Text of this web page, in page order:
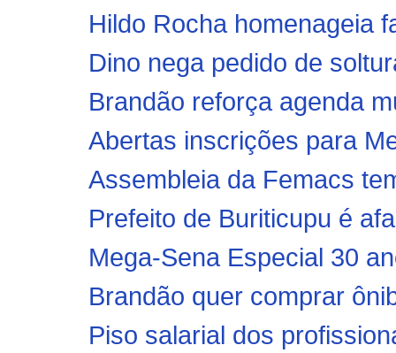
Hildo Rocha homenageia
Dino nega pedido de
Brandão reforça agenda
Abertas inscrições para
Assembleia da Femacs
Prefeito de Buriticupu é
Mega-Sena Especial 30
Brandão quer comprar
Piso salarial dos